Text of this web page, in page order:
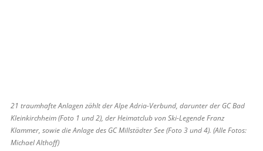
21 traumhafte Anlagen zählt der Alpe Adria-Verbund, darunter der GC Bad
Kleinkirchheim (Foto 1 und 2), der Heimatclub von Ski-Legende Franz
Klammer, sowie die Anlage des GC Millstädter See (Foto 3 und 4). (Alle Fotos:
Michael Althoff)